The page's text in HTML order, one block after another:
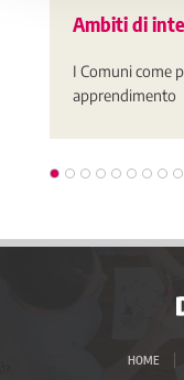
Ambiti di
I Comuni come
apprendimento
HOME